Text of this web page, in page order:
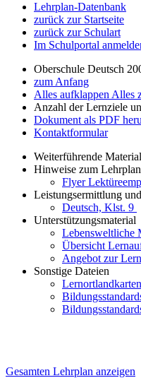
Lehrplan-Datenbank
zurück zur Startseite
zurück zur Schulart
Im Schulportal
Oberschule Deutsch
zum Anfang
Alles aufklappen Alles
Anzahl der Lernziele
Dokument als PDF
Kontaktformular
Weiterführende
Hinweise zum Lehrplan
Flyer
Leistungsermittlung
Deutsch, Klst. 9
Unterstützungsmaterial
Lebensweltliche
Übersicht
Angebot zur
Sonstige Dateien
Lernortlandkarten
Gesamten Lehrplan anzeigen